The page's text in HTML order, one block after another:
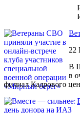
22
В
в
филиал Кадрового